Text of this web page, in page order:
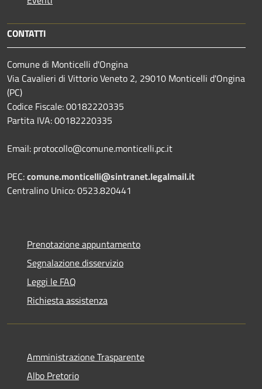
CONTATTI
Comune di Monticelli d'Ongina
Via Cavalieri di Vittorio Veneto 2, 29010 Monticelli d'Ongina
(PC)
Codice Fiscale: 00182220335
Partita IVA: 00182220335
Email: protocollo@comune.monticelli.pc.it
PEC:comune.monticelli@sintranet.legalmail.it
Centralino Unico: 0523.820441
Prenotazione appuntamento
Segnalazione disservizio
Leggi le FAQ
Richiesta assistenza
Amministrazione Trasparente
Albo Pretorio